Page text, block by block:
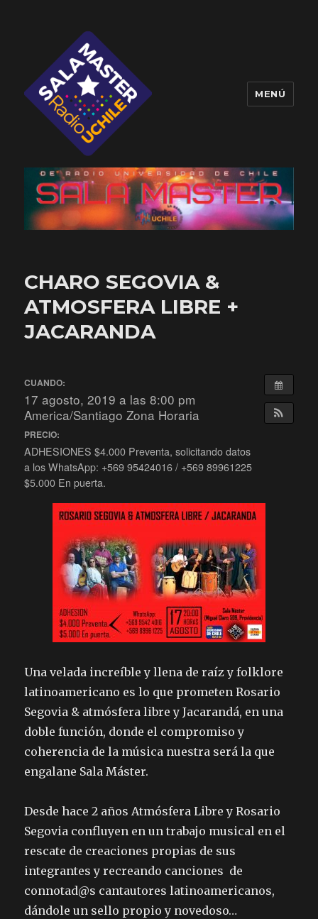
Sala Master
MENÚ
CHARO SEGOVIA &
ATMOSFERA LIBRE +
JACARANDA
CUANDO:
17 agosto, 2019 a las 8:00 pm
America/Santiago Zona Horaria
PRECIO:
ADHESIONES $4.000 Preventa, solicitando datos
a los WhatsApp: +569 95424016 / +569 89961225
$5.000 En puerta.
Una velada increíble y llena de raíz y folklore
latinoamericano es lo que prometen Rosario
Segovia & atmósfera libre y Jacarandá, en una
doble función, donde el compromiso y
coherencia de la música nuestra será la que
engalane Sala Máster.
Desde hace 2 años Atmósfera Libre y Rosario
Segovia confluyen en un trabajo musical en el
rescate de creaciones propias de sus
integrantes y recreando canciones de
connotad@s cantautores latinoamericanos,
dándole un sello propio y novedoso…